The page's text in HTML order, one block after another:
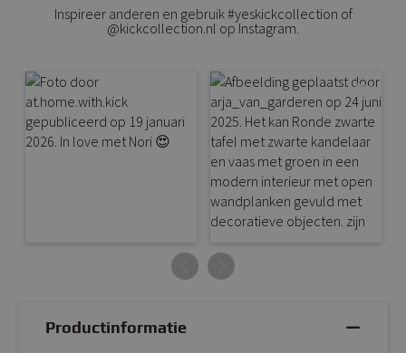
Inspireer anderen en gebruik #yeskickcollection of
@kickcollection.nl op Instagram.
Productinformatie